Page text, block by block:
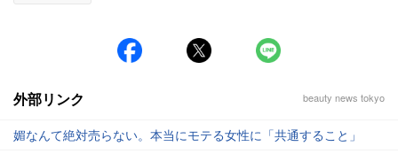
外部リンク beauty news tokyo
媚なんて絶対売らない。本当にモテる女性に「共通すること」